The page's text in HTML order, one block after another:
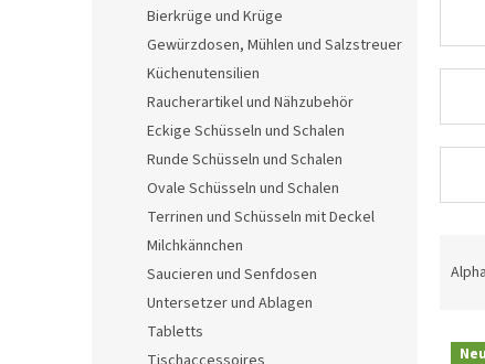
Bierkrüge und Krüge
Gewürzdosen, Mühlen und Salzstreuer
Küchenutensilien
Raucherartikel und Nähzubehör
Eckige Schüsseln und Schalen
Runde Schüsseln und Schalen
Ovale Schüsseln und Schalen
Terrinen und Schüsseln mit Deckel
Milchkännchen
Saucieren und Senfdosen
Untersetzer und Ablagen
Tabletts
Neu